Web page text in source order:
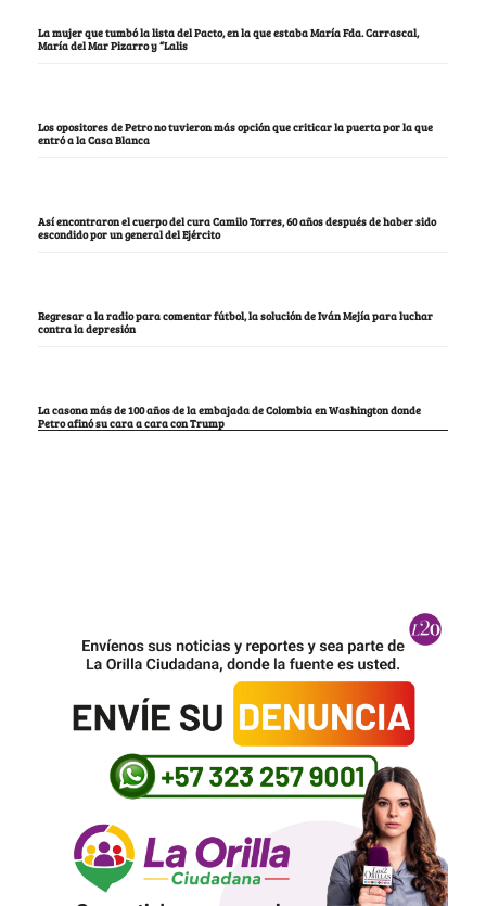
La mujer que tumbó la lista del Pacto, en la que estaba María Fda. Carrascal,
María del Mar Pizarro y “Lalis
Los opositores de Petro no tuvieron más opción que criticar la puerta por la que
entró a la Casa Blanca
Así encontraron el cuerpo del cura Camilo Torres, 60 años después de haber sido
escondido por un general del Ejército
Regresar a la radio para comentar fútbol, la solución de Iván Mejía para luchar
contra la depresión
La casona más de 100 años de la embajada de Colombia en Washington donde
Petro afinó su cara a cara con Trump